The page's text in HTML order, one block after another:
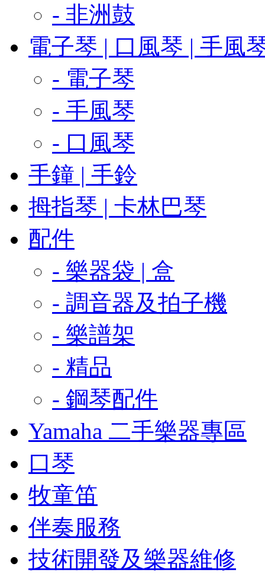
- 非洲鼓
電子琴 | 口風琴 | 手風
- 電子琴
- 手風琴
- 口風琴
手鐘 | 手鈴
拇指琴 | 卡林巴琴
配件
- 樂器袋 | 盒
- 調音器及拍子機
- 樂譜架
- 精品
- 鋼琴配件
Yamaha 二手樂器專區
口琴
牧童笛
伴奏服務
技術開發及樂器維修